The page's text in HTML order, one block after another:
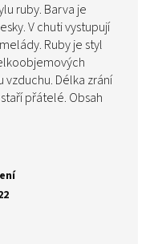
ruby. Barva je
V chuti vystupují
Ruby je styl
vzduchu. Délka zrání
přátelé. Obsah